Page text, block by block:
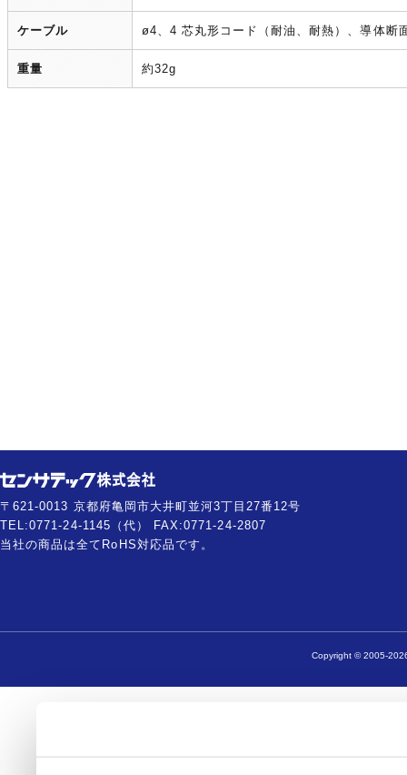
ケーブル ø4、4 芯丸形コード（耐油、耐熱）、導体断
重量 約32g
〒621-0013 京都府亀岡市大井町並河3丁目27番12号
TEL:0771-24-1145（代） FAX:0771-24-2807
当社の商品は全てRoHS対応品です。
Copyright © 2005-